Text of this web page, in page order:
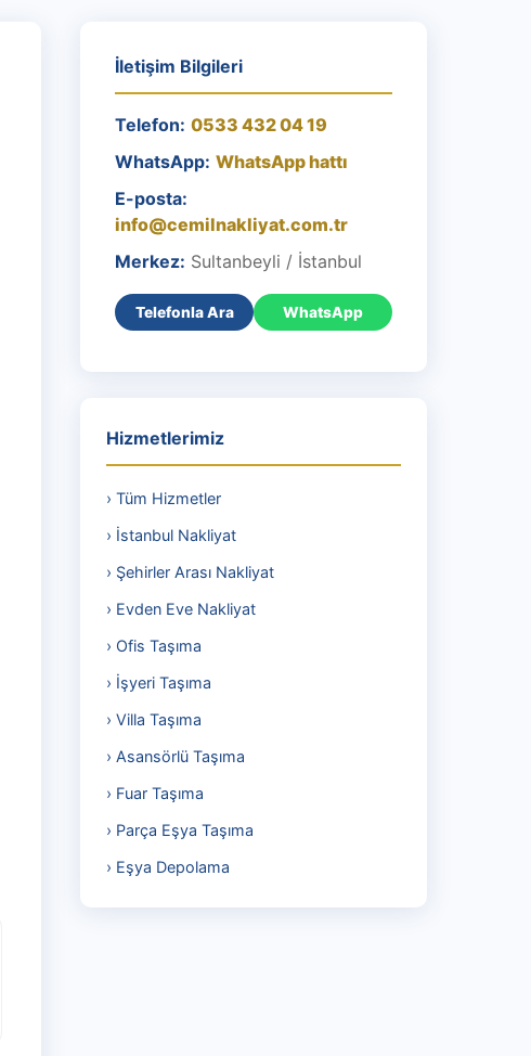
İletişim Bilgileri
Telefon: 0533 432 04 19
WhatsApp: WhatsApp hattı
E-posta:
info@cemilnakliyat.com.tr
Merkez: Sultanbeyli / İstanbul
Telefonla Ara WhatsApp
Hizmetlerimiz
› Tüm Hizmetler
› İstanbul Nakliyat
› Şehirler Arası Nakliyat
› Evden Eve Nakliyat
› Ofis Taşıma
› İşyeri Taşıma
› Villa Taşıma
› Asansörlü Taşıma
› Fuar Taşıma
› Parça Eşya Taşıma
› Eşya Depolama